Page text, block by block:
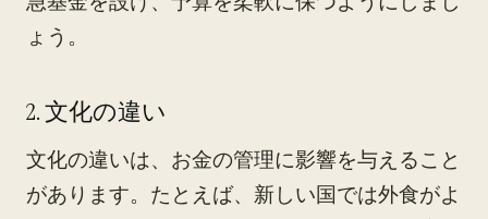
ょう。
2. 文化の違い
文化の違いは、お金の管理に影響を与えること
があります。たとえば、新しい国では外食がよ